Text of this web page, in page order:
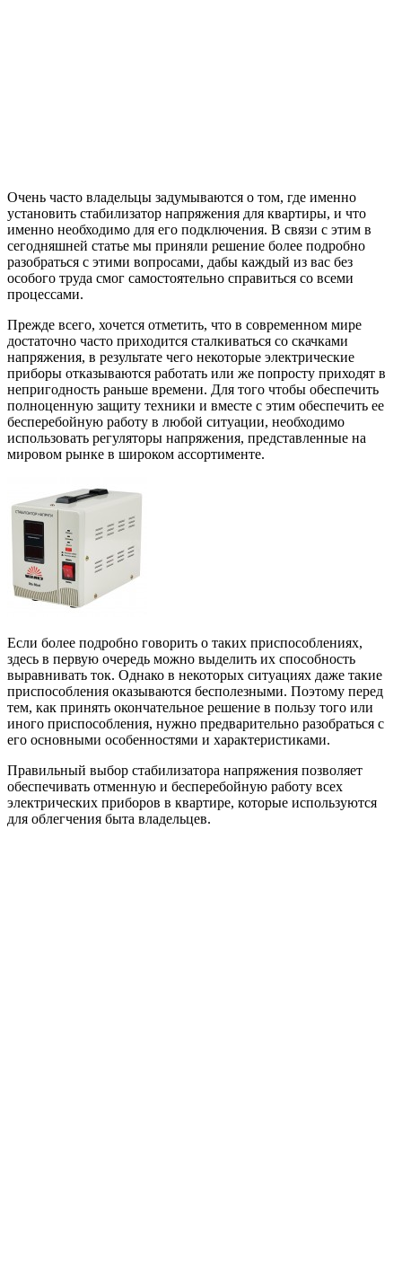
Очень часто владельцы задумываются о том, где именно
установить стабилизатор напряжения для квартиры, и что
именно необходимо для его подключения. В связи с этим в
сегодняшней статье мы приняли решение более подробно
разобраться с этими вопросами, дабы каждый из вас без
особого труда смог самостоятельно справиться со всеми
процессами.
Прежде всего, хочется отметить, что в современном мире
достаточно часто приходится сталкиваться со скачками
напряжения, в результате чего некоторые электрические
приборы отказываются работать или же попросту приходят в
непригодность раньше времени. Для того чтобы обеспечить
полноценную защиту техники и вместе с этим обеспечить ее
бесперебойную работу в любой ситуации, необходимо
использовать регуляторы напряжения, представленные на
мировом рынке в широком ассортименте.
Если более подробно говорить о таких приспособлениях,
здесь в первую очередь можно выделить их способность
выравнивать ток. Однако в некоторых ситуациях даже такие
приспособления оказываются бесполезными. Поэтому перед
тем, как принять окончательное решение в пользу того или
иного приспособления, нужно предварительно разобраться с
его основными особенностями и характеристиками.
Правильный выбор стабилизатора напряжения позволяет
обеспечивать отменную и бесперебойную работу всех
электрических приборов в квартире, которые используются
для облегчения быта владельцев.